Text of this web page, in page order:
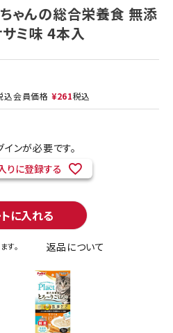
ゃんの総合栄養食 無添
ミ味 4本入
込会員価格 ¥261税込
ンが必要です。
りに登録する
に入れる
す。 返品について